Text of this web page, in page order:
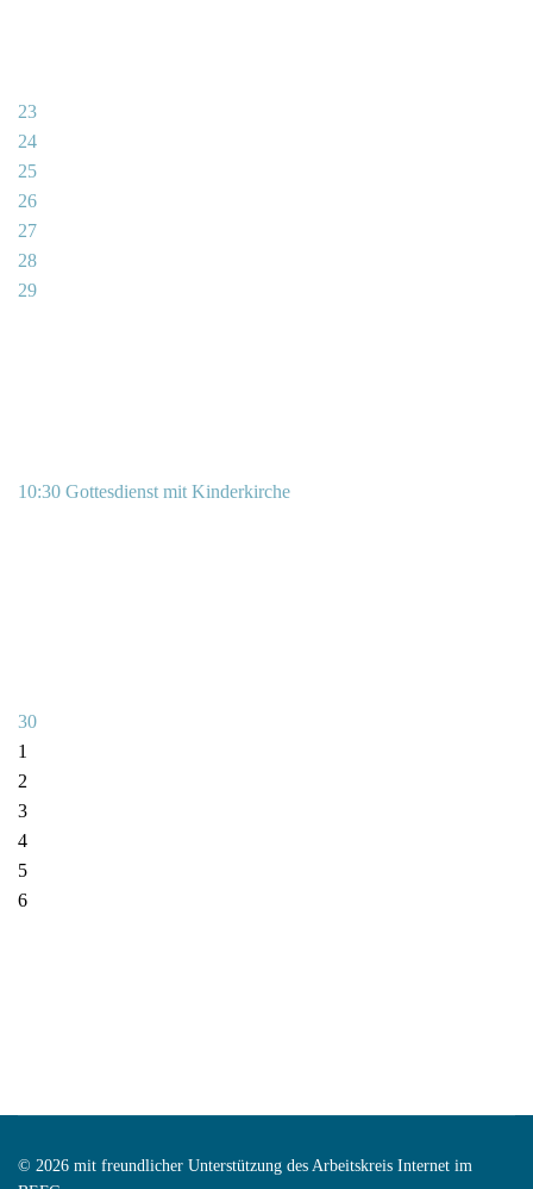
23
24
25
26
27
28
29
10:30 Gottesdienst mit Kinderkirche
30
1
2
3
4
5
6
© 2026 mit freundlicher Unterstützung des Arbeitskreis Internet im